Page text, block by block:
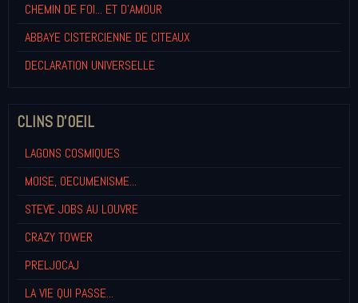
CHEMIN DE FOI... ET D'AMOUR
ABBAYE CISTERCIENNE DE CITEAUX
DECLARATION UNIVERSELLE
CLINS D'OEIL
LAGONS COSMIQUES
MOISE, OECUMENISME...
STEVE JOBS AU LOUVRE
CRAZY TOWER
PRELJOCAJ
LA VIE QUI PASSE...